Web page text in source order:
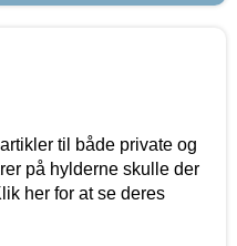
til både private og
på hylderne skulle der
her for at se deres